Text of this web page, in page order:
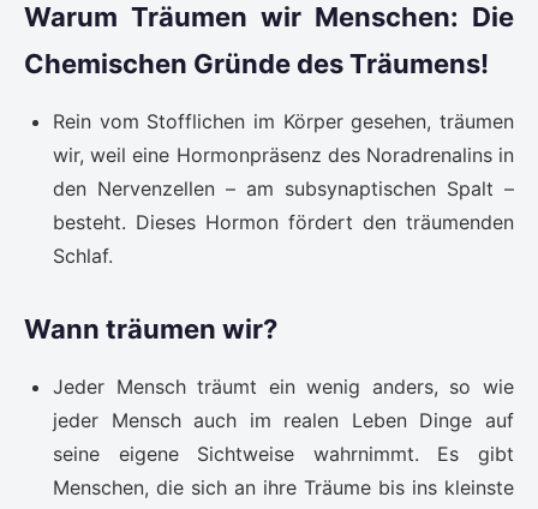
Warum Träumen wir Menschen: Die
Chemischen Gründe des Träumens!
Rein vom Stofflichen im Körper gesehen, träumen
wir, weil eine Hormonpräsenz des Noradrenalins in
den Nervenzellen – am subsynaptischen Spalt –
besteht. Dieses Hormon fördert den träumenden
Schlaf.
Wann träumen wir?
Jeder Mensch träumt ein wenig anders, so wie
jeder Mensch auch im realen Leben Dinge auf
seine eigene Sichtweise wahrnimmt. Es gibt
Menschen, die sich an ihre Träume bis ins kleinste